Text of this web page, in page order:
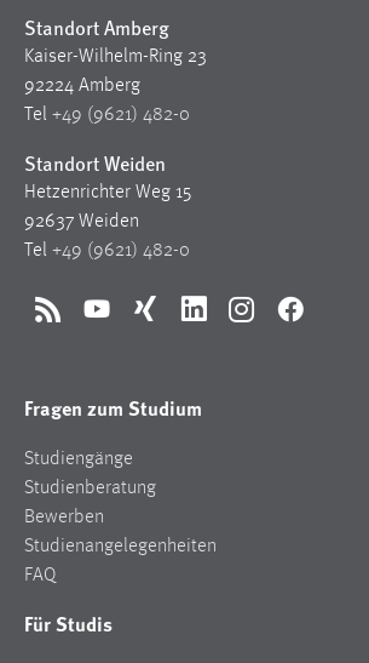
Standort Amberg
Kaiser-Wilhelm-Ring 23
92224 Amberg
Tel +49 (9621) 482-0
Standort Weiden
Hetzenrichter Weg 15
92637 Weiden
Tel +49 (9621) 482-0
RSS YouTubeXing LinkedInInstagramFacebook
Fragen zum Studium
Studiengänge
Studienberatung
Bewerben
Studienangelegenheiten
FAQ
Für Studis